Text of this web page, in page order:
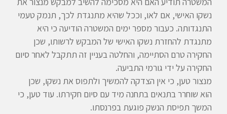
נשקו האישי, אם לאו, וככל שהיא מתנגדת לכך, תנמק טעמי
התנגדותה. כעבור מספר ימים המשטרה הודיעה כי היא
מתנגדת להחזרת נשקו האישי של המבקש לרשותו, שכן
החקירה טרם הסתיימה, והחלטה בעניין זה תתקבל לאחר סיום
החקירה על ידי גורמי התביעה.
מנצור טען, כי אין הצדקה להמשיך ולתפוס את נשקו, שכן
הוא שוחרר בתנאים בתחנה מיד עם סיום חקירתו. עוד טען, כי
המשך תפיסת הנשק פוגעת בפרנסתו.